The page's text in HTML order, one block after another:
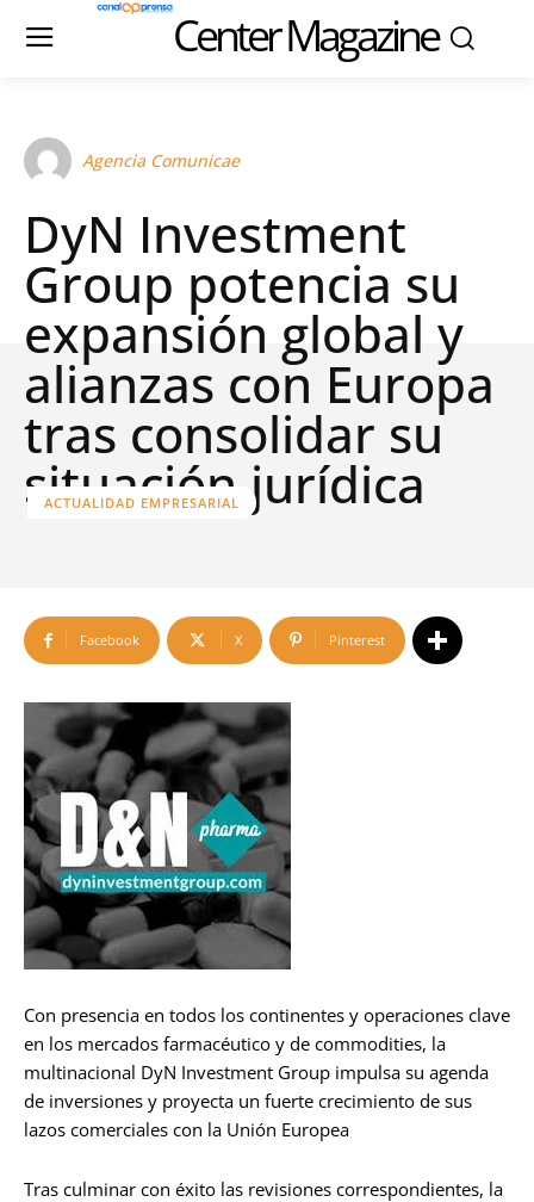
Center Magazine
Agencia Comunicae
DyN Investment
Group potencia su
expansión global y
alianzas con Europa
tras consolidar su
situación jurídica
ACTUALIDAD EMPRESARIAL
Facebook X Pinterest
Con presencia en todos los continentes y operaciones clave
en los mercados farmacéutico y de commodities, la
multinacional DyN Investment Group impulsa su agenda
de inversiones y proyecta un fuerte crecimiento de sus
lazos comerciales con la Unión Europea
Tras culminar con éxito las revisiones correspondientes, la